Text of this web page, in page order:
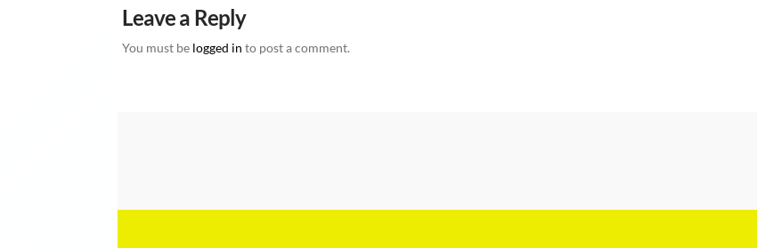
Leave a Reply
You must be logged in to post a comment.